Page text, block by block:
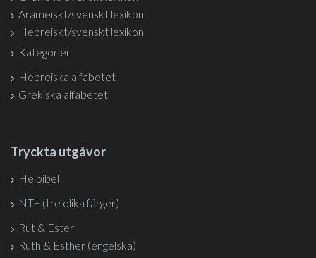
Arameiskt/svenskt lexikon
Hebreiskt/svenskt lexikon
Kategorier
Hebreiska alfabetet
Grekiska alfabetet
Tryckta utgåvor
Helbibel
NT+ (tre olika färger)
Rut & Ester
Ruth & Esther (engelska)